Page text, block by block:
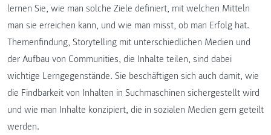
lernen Sie, wie man solche Ziele definiert, mit welchen Mitteln
man sie erreichen kann, und wie man misst, ob man Erfolg hat.
Themenfindung, Storytelling mit unterschiedlichen Medien und
der Aufbau von Communities, die Inhalte teilen, sind dabei
wichtige Lerngegenstände. Sie beschäftigen sich auch damit, wie
die Findbarkeit von Inhalten in Suchmaschinen sichergestellt wird
und wie man Inhalte konzipiert, die in sozialen Medien gern geteilt
werden.